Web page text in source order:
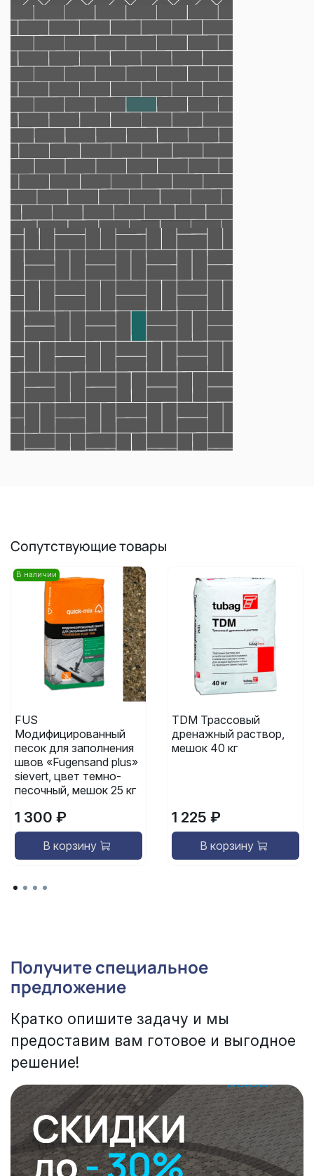
Сопутствующие товары
В наличии
FUS
Модифицированный
песок для заполнения
швов «Fugensand plus»
sievert, цвет темно-
песочный, мешок 25 кг
1 300 ₽
В корзину
TDM Трассовый
дренажный раствор,
мешок 40 кг
1 225 ₽
В корзину
Получите специальное
предложение
Кратко опишите задачу и мы
предоставим вам готовое и выгодное
решение!